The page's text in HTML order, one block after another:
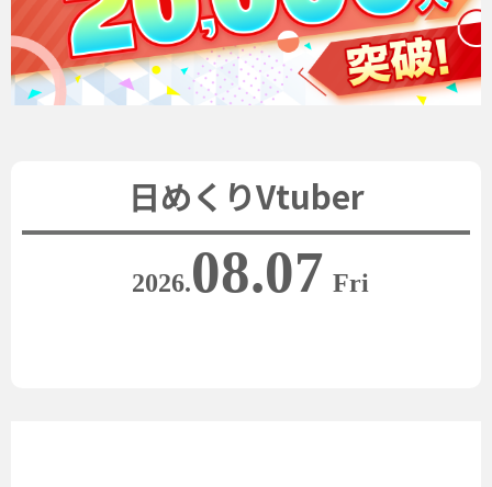
日めくりVtuber
2026.08.07 Fri